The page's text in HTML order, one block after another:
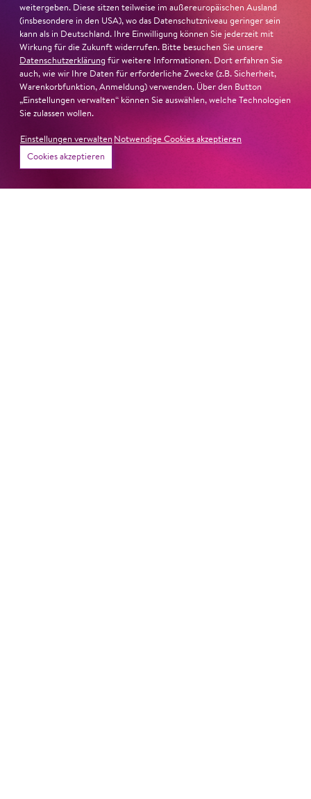
Ambur Braidist für den Deutschen Theaterpreis DER
FAUST nominiert in der Kategorie »Darsteller:in
Musiktheater«. Ihr eindrucksvolles Rollendebüt als
Katerina Lwowna Ismailowa in Barrie KoskysLady
Macbeth von Mzensk sei jederzeit authentisch, ziehe das
Publikum in ihren Bann, fordere zum Miterleben und
Mitleiden heraus – niemand im Saal bliebe teilnahmslos
und ihre starke Bühnenpräsenz:
weitergeben. Diese sitzen teilweise im außereuropäischen Ausland
(insbesondere in den USA), wo das Datenschutzniveau geringer sein
kann als in Deutschland. Ihre Einwilligung können Sie jederzeit mit
Wirkung für die Zukunft widerrufen. Bitte besuchen Sie unsere
Datenschutzerklärung für weitere Informationen. Dort erfahren Sie
auch, wie wir Ihre Daten für erforderliche Zwecke (z.B. Sicherheit,
Warenkorbfunktion, Anmeldung) verwenden. Über den Button
„Einstellungen verwalten“ können Sie auswählen, welche Technologien
Sie zulassen wollen.
Einstellungen verwalten Notwendige Cookies akzeptieren
Cookies akzeptieren